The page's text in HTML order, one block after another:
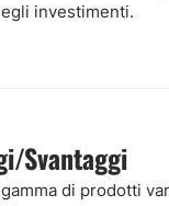
investimenti.
Svantaggi
di prodotti